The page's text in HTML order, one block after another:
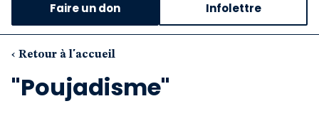
Notre critique des médias
Nos propositions
Notre revue
Faire un don Infolettre
‹ Retour à l'accueil
"Poujadisme"